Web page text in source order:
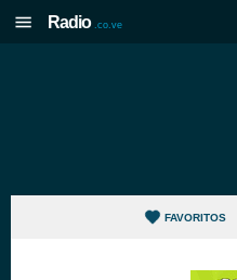
Radio .co.ve
FAVORITOS